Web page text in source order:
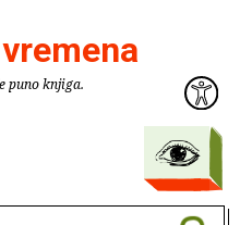
puno knjiga.